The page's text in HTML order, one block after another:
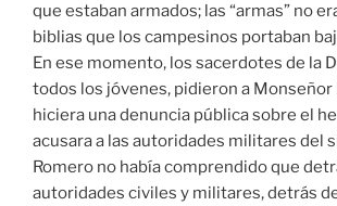
que estaban armados; las “armas” no
biblias que los campesinos portaban
En ese momento, los sacerdotes de la
todos los jóvenes, pidieron a Monseñor
hiciera una denuncia pública sobre el
acusara a las autoridades militares del
Romero no había comprendido que
autoridades civiles y militares, detrás